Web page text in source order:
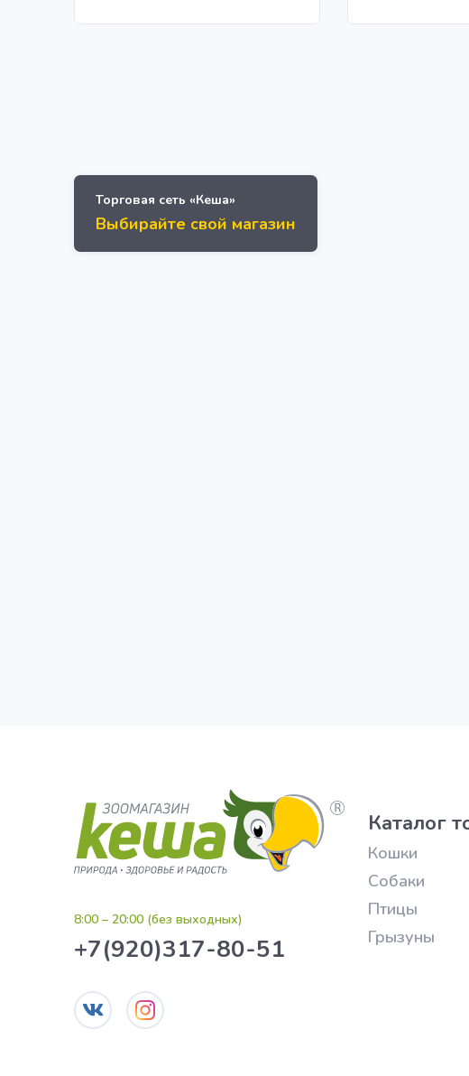
Торговая сеть «Кеша»
Выбирайте свой магазин
8:00 – 20:00 (без выходных)
+7(920)317-80-51
Каталог
Кошки
Собаки
Птицы
Грызуны